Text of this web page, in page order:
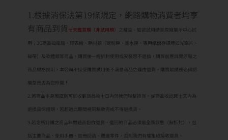
1.根據消保法第19條規定，網路購物消費者均享
有商品到貨 七天鑑賞期（非試用期）
之權益。如欲試用請至原廠展示中心試
用；3C商品如電腦、印表機、耗材類（碳粉匣、墨水匣、專用紙儲存媒體如光碟片、
磁帶）及軟體類等商品，購買後一經拆封使用或安裝恕不退換，購買前應詳閱原廠之
商品規格說明，本公司不接受購買試用後不滿意商品之理由退貨。購買前請務必確認
機型是否為您所需！
2.若商品本身瑕疵則可於收到貨品後十日內與我們聯繫換貨。從商品收訖起十天內為
退換貨保證期，若超過此期間視同驗收完成不得退換貨。
3.若您所訂購之商品無問題而您欲退貨，退回的商品必須是全新狀態（無拆封），包
括主要商品、使用手冊、註冊回函、週邊零件，否則我們有權拒絕接收退貨。